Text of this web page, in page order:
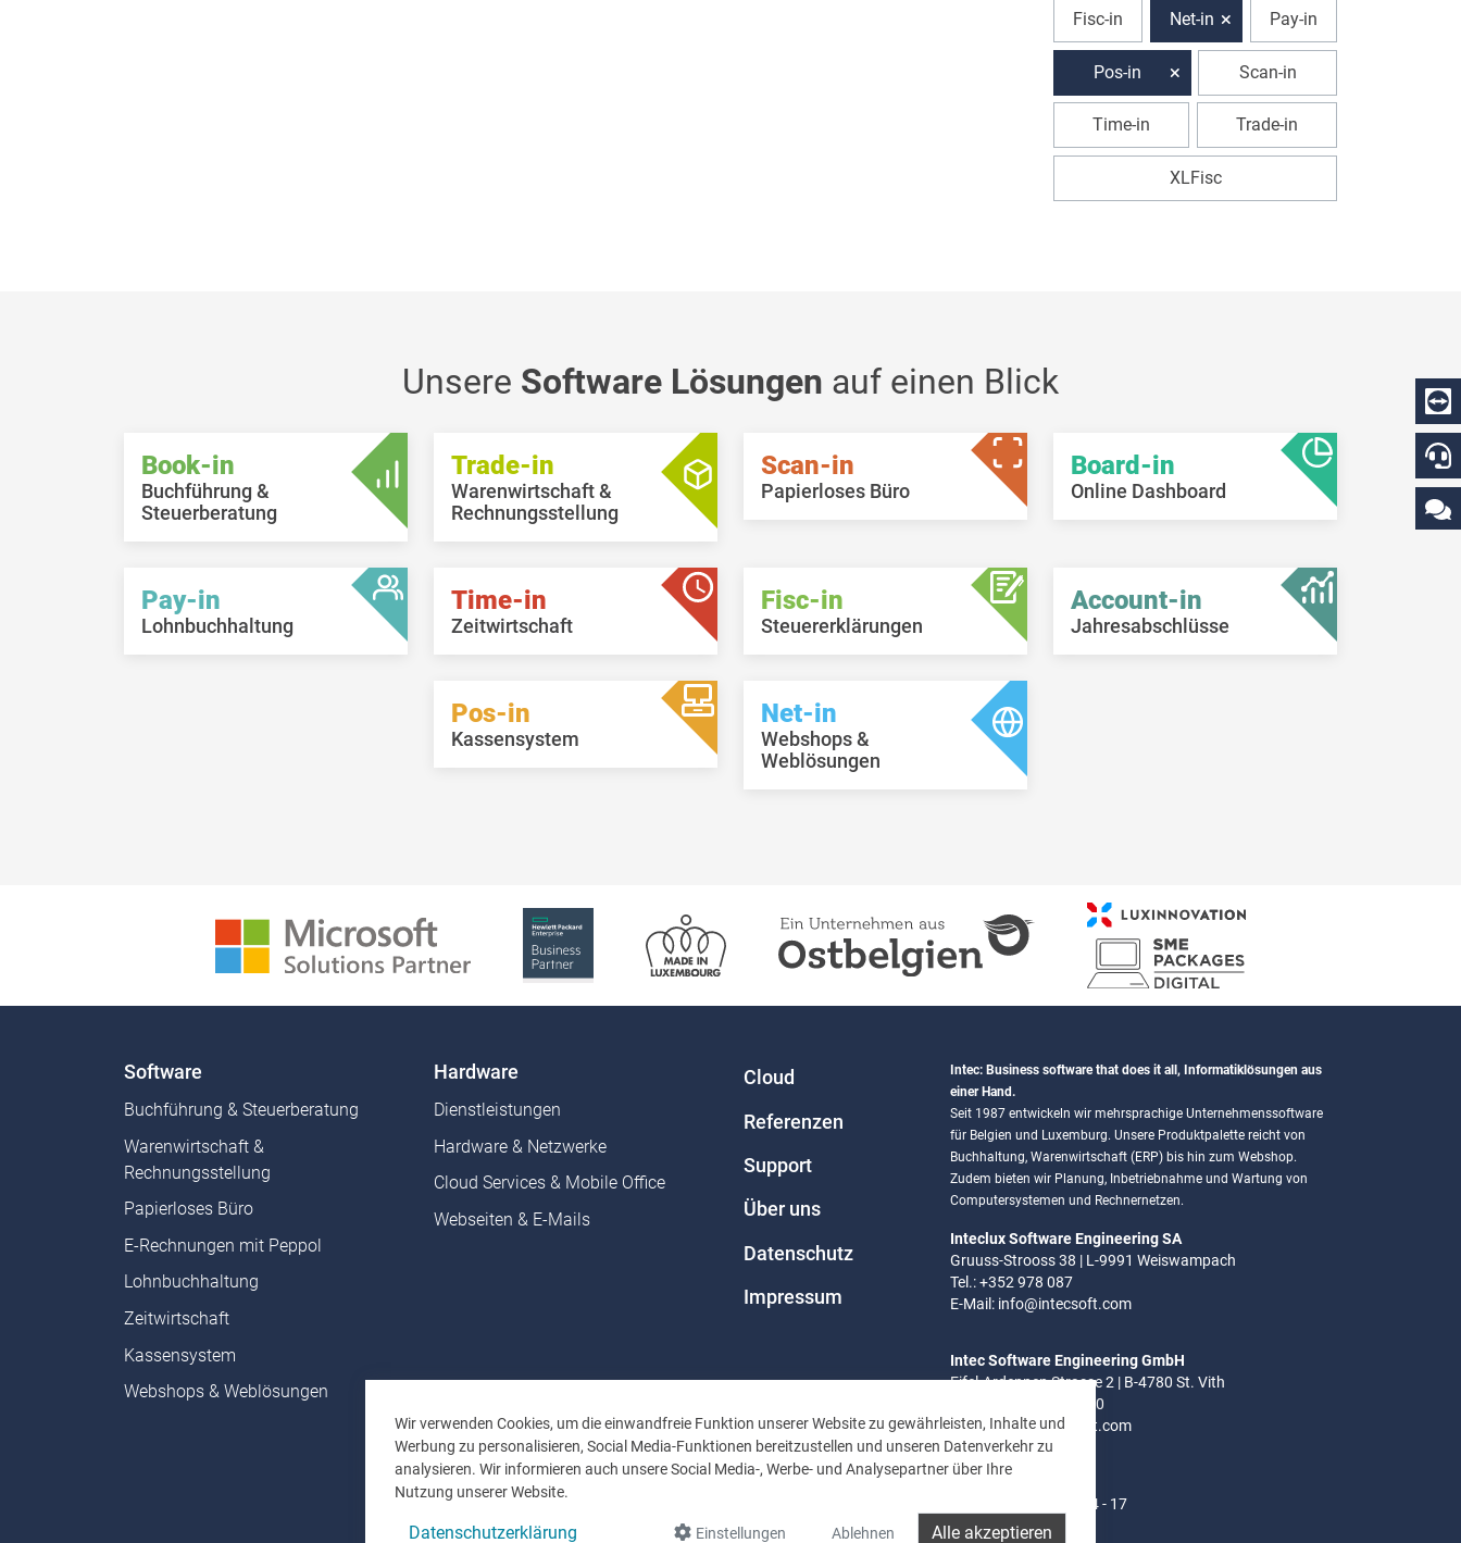
Wir verwenden Cookies, um die einwandfreie Funktion unserer Website zu gewährleisten, Inhalte und
Werbung zu personalisieren, Social Media-Funktionen bereitzustellen und unseren Datenverkehr zu
analysieren. Wir informieren auch unsere Social Media-, Werbe- und Analysepartner über Ihre
Nutzung unserer Website.
Datenschutzerklärung Einstellungen Ablehnen Alle akzeptieren
Fisc-in Net-in Pay-in
Pos-in Scan-in
Time-in Trade-in
XLFisc
Unsere Software Lösungen auf einen Blick
Book-in
Buchführung &
Steuerberatung
Trade-in
Warenwirtschaft &
Rechnungsstellung
Scan-in
Papierloses Büro
Board-in
Online Dashboard
Pay-in
Lohnbuchhaltung
Time-in
Zeitwirtschaft
Fisc-in
Steuererklärungen
Account-in
Jahresabschlüsse
Pos-in
Kassensystem
Net-in
Webshops &
Weblösungen
Software
Buchführung & Steuerberatung
Warenwirtschaft &
Rechnungsstellung
Papierloses Büro
E-Rechnungen mit Peppol
Lohnbuchhaltung
Zeitwirtschaft
Kassensystem
Webshops & Weblösungen
Hardware
Dienstleistungen
Hardware & Netzwerke
Cloud Services & Mobile Office
Webseiten & E-Mails
Cloud
Referenzen
Support
Über uns
Datenschutz
Impressum
Intec: Business software that does it all, Informatiklösungen aus
einer Hand.
Seit 1987 entwickeln wir mehrsprachige Unternehmenssoftware
für Belgien und Luxemburg. Unsere Produktpalette reicht von
Buchhaltung, Warenwirtschaft (ERP) bis hin zum Webshop.
Zudem bieten wir Planung, Inbetriebnahme und Wartung von
Computersystemen und Rechnernetzen.
Inteclux Software Engineering SA
Gruuss-Strooss 38 | L-9991 Weiswampach
Tel.: +352 978 087
E-Mail: info@intecsoft.com
Intec Software Engineering GmbH
Eifel-Ardennen Strasse 2 | B-4780 St. Vith
Tel.: +32 (0)80 280 080
E-Mail:info@intecsoft.com
Mo - Do: 8 - 12 Uhr | 14 - 17
Uhr